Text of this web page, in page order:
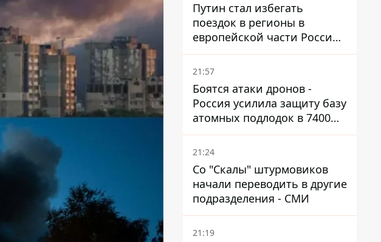
Путин стал избегать
поездок в регионы в
европейской части России,
куда регулярно долетают
дроны
21:57
Боятся атаки дронов -
Россия усилила защиту базу
атомных подлодок в 7400
км от Украины
21:24
Со "Скалы" штурмовиков
начали переводить в другие
подразделения - СМИ
21:19